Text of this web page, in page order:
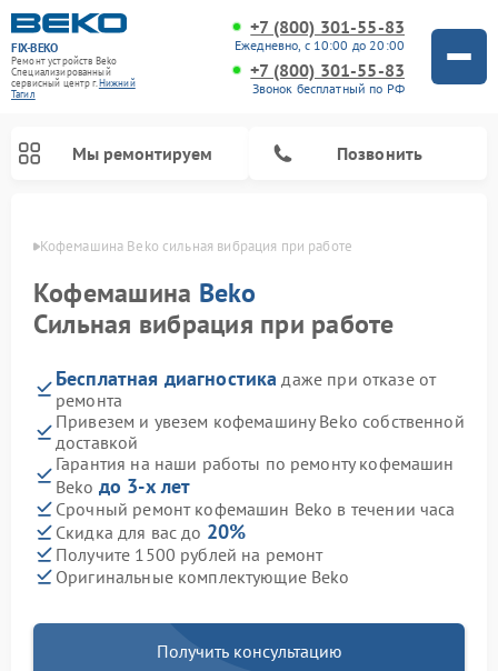
FIX-BEKO
Ремонт устройств Beko
Специализированный
cервисный центр г.Нижний
Тагил
+7 (800) 301-55-83
Ежедневно, с 10:00 до 20:00
+7 (800) 301-55-83
Звонок бесплатный по РФ
Мы ремонтируем Позвонить
Кофемашина Beko сильная вибрация при работе
Кофемашина Beko
Сильная вибрация при работе
Бесплатная диагностика даже при отказе от
ремонта
Привезем и увезем кофемашину Beko собственной
доставкой
Гарантия на наши работы по ремонту кофемашин
Beko до 3-х лет
Срочный ремонт кофемашин Beko в течении часа
Скидка для вас до 20%
Получите 1500 рублей на ремонт
Оригинальные комплектующие Beko
Получить консультацию